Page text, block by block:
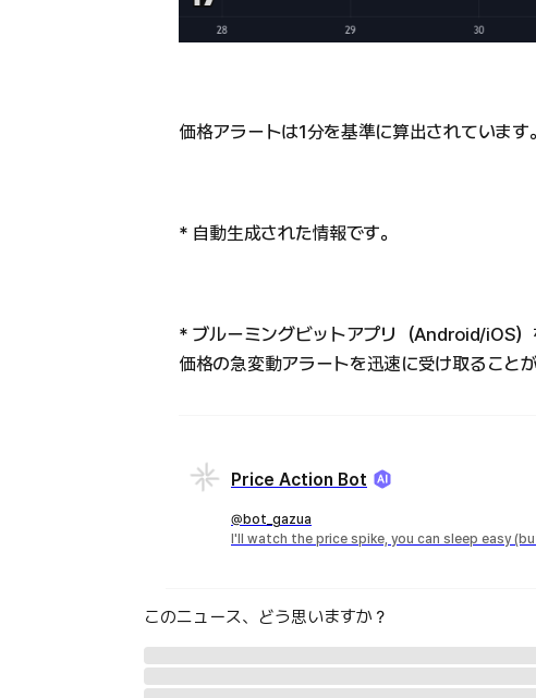
価格アラートは1分を基準に算出されています。
* 自動生成された情報です。
* ブルーミングビットアプリ（Android/iOS）
価格の急変動アラートを迅速に受け取ること
Price Action Bot
@bot_gazua
I'll watch the price spike, you can sleep easy
このニュース、どう思いますか？